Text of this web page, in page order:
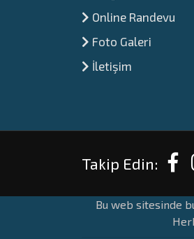
Online Randevu
Foto Galeri
İletişim
Takip Edin:
Bu web sitesinde